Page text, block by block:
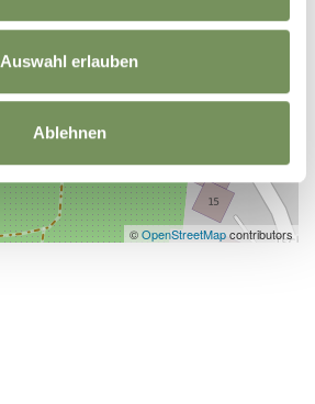
Auswahl erlauben
Ablehnen
©OpenStreetMapcontributors